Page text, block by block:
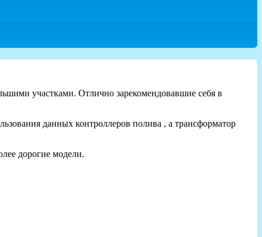
участками. Отлично зарекомендовавшие себя в
данных контроллеров полива , а трансформатор
дорогие модели.